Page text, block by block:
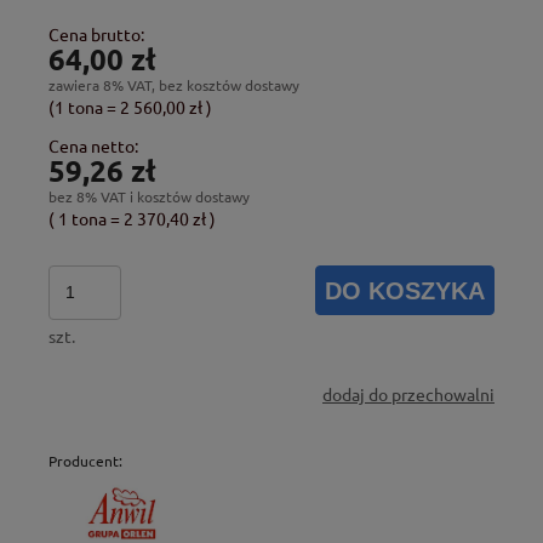
Cena brutto:
64,00 zł
zawiera 8% VAT, bez kosztów dostawy
(1 tona= 2 560,00 zł)
Cena netto:
59,26 zł
bez 8% VAT i kosztów dostawy
( 1 tona= 2 370,40 zł)
szt.
DO KOSZYKA
dodaj do przechowalni
Producent: